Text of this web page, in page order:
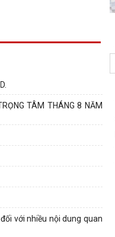
TÂM THÁNG 8 NĂM
với nhiều nội dung quan